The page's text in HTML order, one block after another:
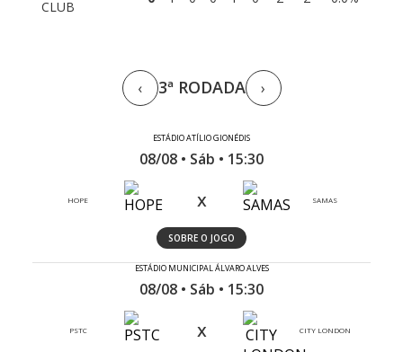
CLUB
‹ 3ª RODADA ›
ESTÁDIO ATÍLIO GIONÉDIS
08/08 • Sáb • 15:30
HOPE x SAMAS
SOBRE O JOGO
ESTÁDIO MUNICIPAL ÁLVARO ALVES
08/08 • Sáb • 15:30
PSTC x CITY LONDON